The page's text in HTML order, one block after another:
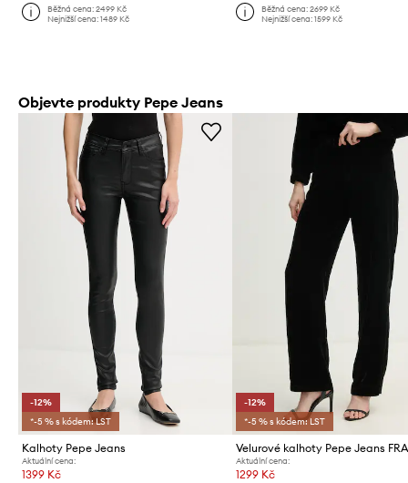
Běžná cena:2499 Kč
Nejnižší cena:1489 Kč
Běžná cena: 2699 Kč
Nejnižší cena: 1599 Kč
Objevte produkty Pepe Jeans
-12%
*-5 % s kódem: LST
Kalhoty Pepe Jeans
Aktuální cena:
1399 Kč
-12%
*-5 % s kódem: LST
Aktuální cena:
1299 Kč